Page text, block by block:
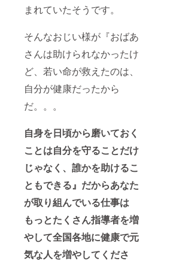
まれていたそうです。
そんなおじい様が『おばあ
さんは助けられなかったけ
ど、若い命が救えたのは、
自分が健康だったから
だ。。。
自身を日頃から磨いておく
ことは自分を守ることだけ
じゃなく、誰かを助けるこ
ともできる』だからあなた
が取り組んでいる仕事は
もっとたくさん指導者を増
やして全国各地に健康で元
気な人を増やしてくださ